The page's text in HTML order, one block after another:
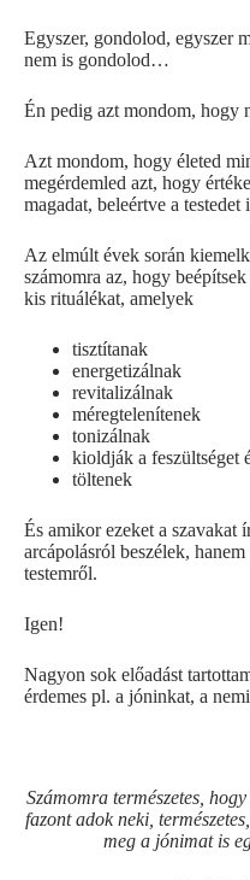
Egyszer, gondolod, egyszer
nem is gondolod…
Én pedig azt mondom, hogy
Azt mondom, hogy életed
megérdemled azt, hogy
magadat, beleértve a testedet
Az elmúlt évek során
számomra az, hogy
kis rituálékat, amelyek
tisztítanak
energetizálnak
revitalizálnak
méregtelenítenek
tonizálnak
kioldják a feszültséget
töltenek
És amikor ezeket a szavakat
arcápolásról beszélek,
testemről.
Igen!
Nagyon sok előadást
érdemes pl. a jóninkat, a
Számomra természetes,
fazont adok neki,
meg a jónimat is